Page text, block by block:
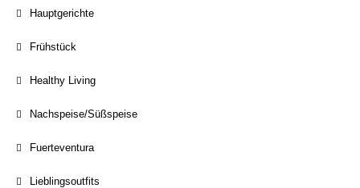
Hauptgerichte
Frühstück
Healthy Living
Nachspeise/Süßspeise
Fuerteventura
Lieblingsoutfits